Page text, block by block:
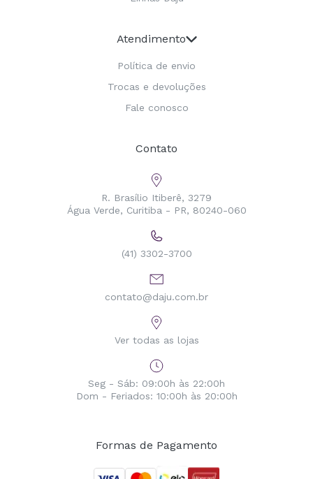
Atendimento
Política de envio
Trocas e devoluções
Fale conosco
Contato
R. Brasílio Itiberê, 3279
Água Verde, Curitiba - PR, 80240-060
(41) 3302-3700
contato@daju.com.br
Ver todas as lojas
Seg - Sáb: 09:00h às 22:00h
Dom - Feriados: 10:00h às 20:00h
Formas de Pagamento